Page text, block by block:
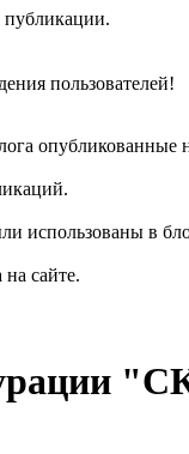
публикации.
пользователей!
опубликованные
использованы в
сайте.